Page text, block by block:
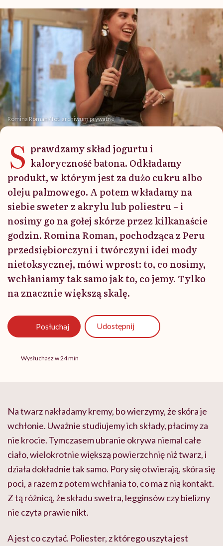
Romina Roman / fot. archiwum prywatne
S prawdzamy skład jogurtu i
kaloryczność batona. Odkładamy
produkt, w którym jest za dużo cukru albo
oleju palmowego. A potem wkładamy na
siebie sweter z akrylu lub poliestru – i
nosimy go na gołej skórze przez kilkanaście
godzin. Romina Roman, pochodząca z Peru
przedsiębiorczyni i twórczyni idei mody
nietoksycznej, mówi wprost: to, co nosimy,
wchłaniamy tak samo jak to, co jemy. Tylko
na znacznie większą skalę.
Posłuchaj Udostępnij
Wysłuchasz w 24 min
Na twarz nakładamy kremy, bo wierzymy, że skóra je
wchłonie. Uważnie studiujemy ich składy, płacimy za
nie krocie. Tymczasem ubranie okrywa niemal całe
ciało, wielokrotnie większą powierzchnię niż twarz, i
działa dokładnie tak samo. Pory się otwierają, skóra się
poci, a razem z potem wchłania to, co ma z nią kontakt.
Z tą różnicą, że składu swetra, legginsów czy bielizny
nie czyta prawie nikt.
A jest co czytać. Poliester, z którego uszyta jest